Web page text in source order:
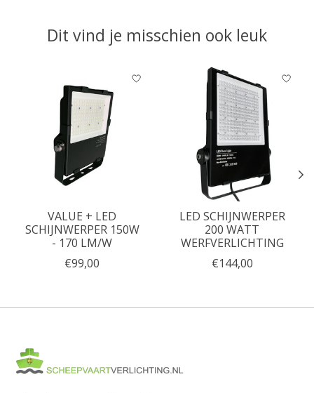
Dit vind je misschien ook leuk
Items van productcarrousel
VALUE + LED
SCHIJNWERPER 150W
- 170 LM/W
€99,00
LED SCHIJNWERPER
200 WATT
WERFVERLICHTING
€144,00